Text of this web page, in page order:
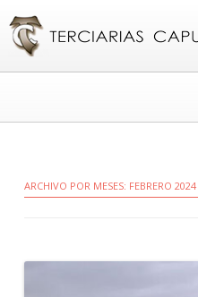
ARCHIVO POR MESES: FEBRERO 2024